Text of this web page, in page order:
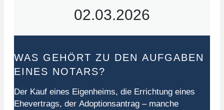
02.03.2026
WAS GEHÖRT ZU DEN AUFGABEN
EINES NOTARS?
Der Kauf eines Eigenheims, die Errichtung eines
Ehevertrags, der Adoptionsantrag – manche